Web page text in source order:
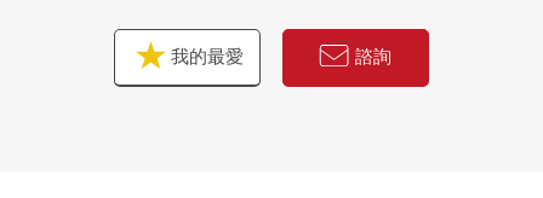
我的最愛 諮詢